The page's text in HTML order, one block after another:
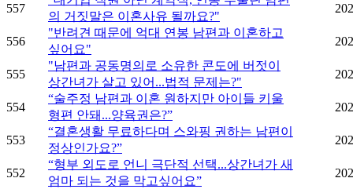
557
의 거짓말은 이혼사유 될까요?"
556
"반려견 때문에 억대 연봉 남편과 이혼하고
싶어요"
555
"남편과 공동명의로 소유한 콘도에 버젓이
상간녀가 살고 있어...법적 문제는?"
554
“술주정 남편과 이혼 원하지만 아이들 키울
형편 안돼...양육권은?”
553
“결혼생활 무료하다며 스와핑 권하는 남편이
정상인가요?”
552
“형부 외도로 언니 극단적 선택...상간녀가 새
엄마 되는 것을 막고싶어요”